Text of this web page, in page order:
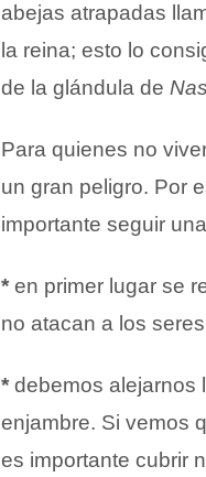
abejas atrapadas
la reina; esto lo
de la glándula de
Para quienes no
un gran peligro. Por
importante seguir
* en primer lugar se
no atacan a los
* debemos alejarnos
enjambre. Si vemos
es importante cubrir